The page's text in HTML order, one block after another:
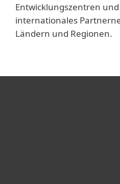
Entwicklungszentren
internationales
Ländern und Regionen.